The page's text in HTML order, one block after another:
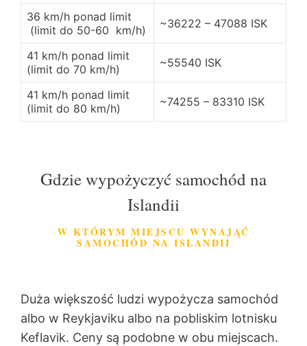
36 km/h ponad limit
(limit do 50-60 km/h)
~36222 – 47088 ISK
41 km/h ponad limit
(limit do 70 km/h)
~55540 ISK
41 km/h ponad limit
(limit do 80 km/h)
~74255 – 83310 ISK
Gdzie wypożyczyć samochód na
Islandii
W KTÓRYM MIEJSCU WYNAJĄĆ
SAMOCHÓD NA ISLANDII
Duża większość ludzi wypożycza samochód
albo w Reykjaviku albo na pobliskim lotnisku
Keflavik. Ceny są podobne w obu miejscach.